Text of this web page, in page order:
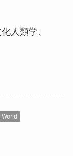
人類学、
World